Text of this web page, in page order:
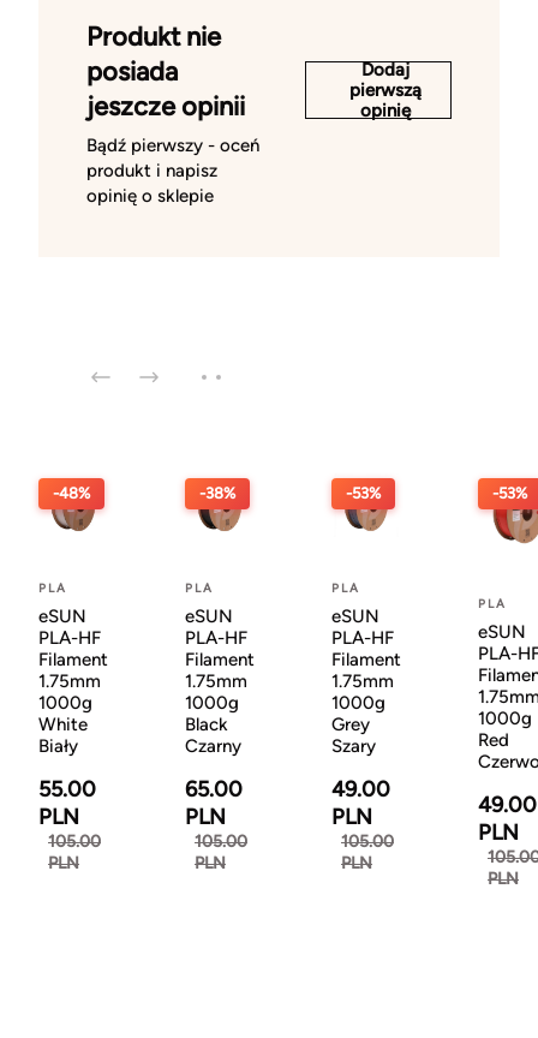
Produkt nie
posiada
jeszcze opinii
Bądź pierwszy - oceń
produkt i napisz
opinię o sklepie
Dodaj
pierwszą
opinię
-48%
PLA
eSUN
PLA-HF
Filament
1.75mm
1000g
White
Biały
55.00
PLN
105.00
PLN
-38%
PLA
eSUN
PLA-HF
Filament
1.75mm
1000g
Black
Czarny
65.00
PLN
105.00
PLN
-53%
PLA
eSUN
PLA-HF
Filament
1.75mm
1000g
Grey
Szary
49.00
PLN
105.00
PLN
-53%
PLA
eSUN
PLA-
1000g
Red
49.00
PLN
PLN